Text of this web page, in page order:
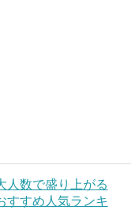
人数で盛り上がる
すすめ人気ランキ